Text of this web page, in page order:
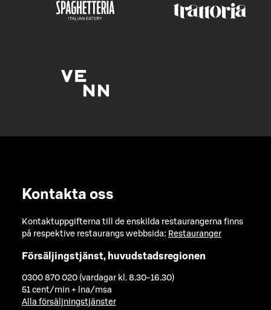
Kontakta oss
Kontaktuppgifterna till de enskilda restaurangerna finns
på respektive restaurangs webbsida: Restauranger
Försäljingstjänst, huvudstadsregionen
0300 870 020 (vardagar kl. 8.30-16.30)
51 cent/min + lna/msa
Alla försäljningstjänster